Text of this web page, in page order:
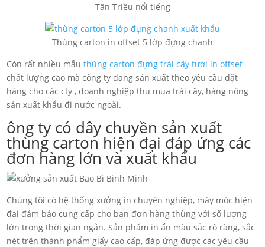
Tân Triều nổi tiếng
Thùng carton in offset 5 lớp đựng chanh
Còn rất nhiều mẫuthùng carton đựng trái cây tươi in offset
chất lượng cao mà công ty đang sản xuất theo yêu cầu đặt
hàng cho các cty , doanh nghiệp thu mua trái cây, hàng nông
sản xuất khẩu đi nước ngoài.
ông ty có dây chuyền sản xuất
thùng carton hiện đại đáp ứng các
đơn hàng lớn và xuất khẩu
Chúng tôi có hệ thống xưởng in chuyên nghiệp, máy móc hiện
đại đảm bảo cung cấp cho bạn đơn hàng thùng với số lượng
lớn trong thời gian ngắn. Sản phẩm in ấn màu sắc rõ ràng, sắc
nét trên thành phẩm giấy cao cấp, đáp ứng được các yêu cầu